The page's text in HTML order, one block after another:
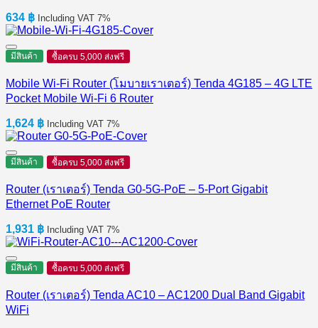
634 ฿ Including VAT 7%
มีสินค้า ซื้อครบ 5,000 ส่งฟรี
Mobile Wi-Fi Router (โมบายเราเตอร์) Tenda 4G185 – 4G LTE
Pocket Mobile Wi-Fi 6 Router
1,624 ฿ Including VAT 7%
มีสินค้า ซื้อครบ 5,000 ส่งฟรี
Router (เราเตอร์) Tenda G0-5G-PoE – 5-Port Gigabit
Ethernet PoE Router
1,931 ฿ Including VAT 7%
มีสินค้า ซื้อครบ 5,000 ส่งฟรี
Router (เราเตอร์) Tenda AC10 – AC1200 Dual Band Gigabit
WiFi